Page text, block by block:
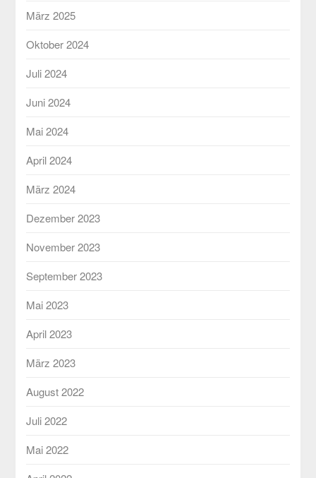
März 2025
Oktober 2024
Juli 2024
Juni 2024
Mai 2024
April 2024
März 2024
Dezember 2023
November 2023
September 2023
Mai 2023
April 2023
März 2023
August 2022
Juli 2022
Mai 2022